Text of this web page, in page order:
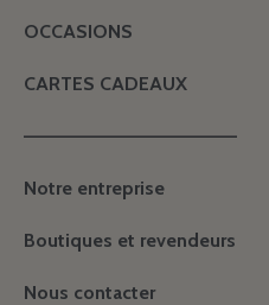
OCCASIONS
CARTES CADEAUX
———————————————
Notre entreprise
Boutiques et revendeurs
Nous contacter